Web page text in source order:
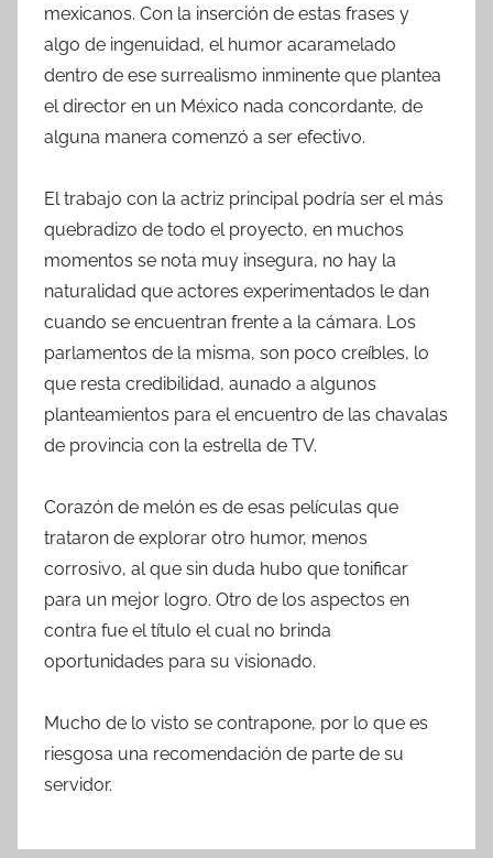
mexicanos. Con la inserción de estas frases y
algo de ingenuidad, el humor acaramelado
dentro de ese surrealismo inminente que plantea
el director en un México nada concordante, de
alguna manera comenzó a ser efectivo.
El trabajo con la actriz principal podría ser el más
quebradizo de todo el proyecto, en muchos
momentos se nota muy insegura, no hay la
naturalidad que actores experimentados le dan
cuando se encuentran frente a la cámara. Los
parlamentos de la misma, son poco creíbles, lo
que resta credibilidad, aunado a algunos
planteamientos para el encuentro de las chavalas
de provincia con la estrella de TV.
Corazón de melón es de esas películas que
trataron de explorar otro humor, menos
corrosivo, al que sin duda hubo que tonificar
para un mejor logro. Otro de los aspectos en
contra fue el título el cual no brinda
oportunidades para su visionado.
Mucho de lo visto se contrapone, por lo que es
riesgosa una recomendación de parte de su
servidor.